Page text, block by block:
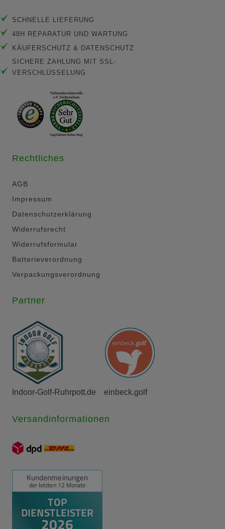
SCHNELLE LIEFERUNG
48H REPARATUR UND WARTUNG
KÄUFERSCHUTZ & DATENSCHUTZ
SICHERE ZAHLUNG MIT SSL-
VERSCHLÜSSELUNG
Rechtliches
AGB
Impressum
Datenschutzerklärung
Widerrufsrecht
Widerrufsformular
Batterieverordnung
Verpackungsverordnung
Partner
Indoor-Golf-Ruhrpott.de einbeck.golf
Versandinformationen